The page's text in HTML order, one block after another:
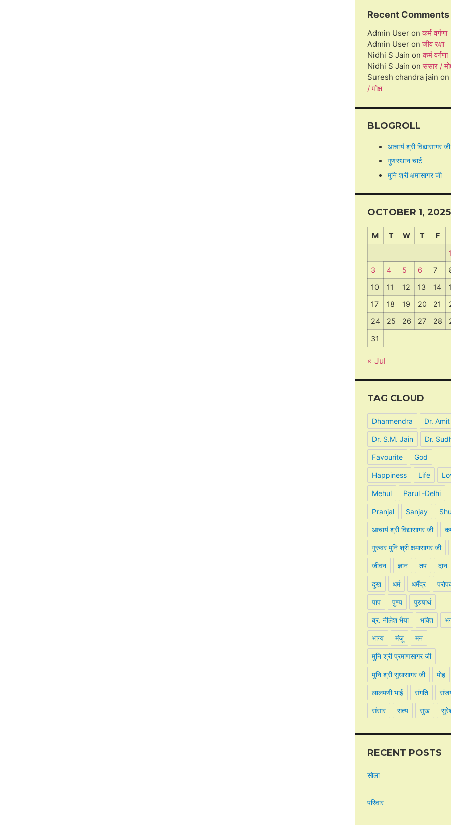
Recent Comments
Admin Useronकर्म वर्गणा
Admin Useronजीव रक्षा
Nidhi S Jain onकर्म वर्गणा
Nidhi S Jain onसंसार /
Suresh chandra jain on
/ मोक्ष
BLOGROLL
आचार्य श्री विद्यासागर जी
गुणस्थान चार्ट
मुनि श्री क्षमासागर जी
OCTOBER 1, 2025
M T W T F
1
3
4 5 6 7
10
11 12 13 14
17
18 19 20 21
24
25 26 27 28
31
« Jul
TAG CLOUD
Dharmendra Dr. Amit
Dr. S.M. Jain Dr.
Favourite God
Happiness Life
Mehul Parul -Delhi
Pranjal Sanjay
आचार्य श्री विद्यासागर जी
गुरुवर मुनि श्री क्षमासागर जी
जीवन ज्ञान तप दान
दुख धर्म धर्मेंद्र
पाप पुण्य पुरुषार्थ
ब्र. नीलेश भैया भक्ति
भाग्य मंजू मन
मुनि श्री प्रमाणसागर जी
मुनि श्री सुधासागर जी मोह
लालमणी भाई संगति
संसार सत्य सुख
RECENT POSTS
सोला
परिवार